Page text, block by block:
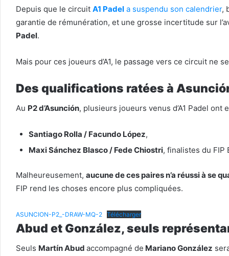
Depuis que le circuit A1 Padel a suspendu son calendrier,
garantie de rémunération, et une grosse incertitude sur
Padel.
Mais pour ces joueurs d’A1, le passage vers ce circuit ne
Des qualifications ratées à
Au P2 d’Asunción, plusieurs joueurs venus d’A1 Padel
Santiago Rolla / Facundo López,
Maxi Sánchez Blasco / Fede Chiostri, finalistes du FIP
Malheureusement, aucune de ces paires n’a réussi à se
FIP rend les choses encore plus compliquées.
ASUNCION-P2_-DRAW-MQ-2 Télécharger
Abud et González, seuls
Seuls Martín Abud accompagné de Mariano González